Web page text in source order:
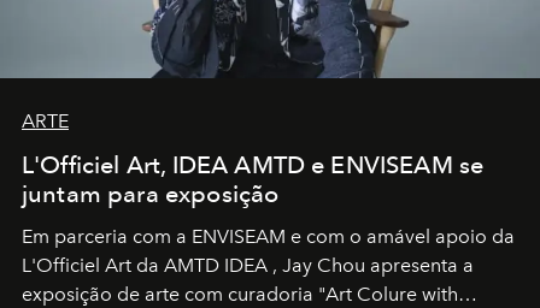
ARTE
L'Officiel Art, IDEA AMTD e ENVISEAM se
juntam para exposição
Em parceria com a ENVISEAM e com o amável apoio da
L'Officiel Art da AMTD IDEA , Jay Chou apresenta a
exposição de arte com curadoria "Art Colure with